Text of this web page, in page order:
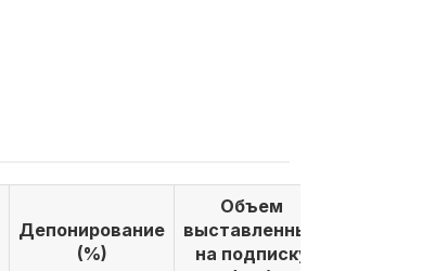
Депонирование
(%)
Объем
выставленных
на подписку